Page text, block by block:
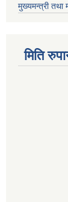
मुख्यमन्त्री तथा
मिति